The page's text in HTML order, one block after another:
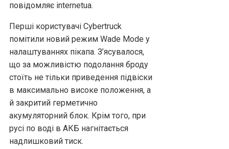
повідомляє internetua.
Перші користувачі Cybertruck
помітили новий режим Wade Mode у
налаштуваннях пікапа. З’ясувалося,
що за можливістю подолання броду
стоїть не тільки приведення підвіски
в максимально високе положення, а
й закритий герметично
акумуляторний блок. Крім того, при
русі по воді в АКБ нагнітається
надлишковий тиск.